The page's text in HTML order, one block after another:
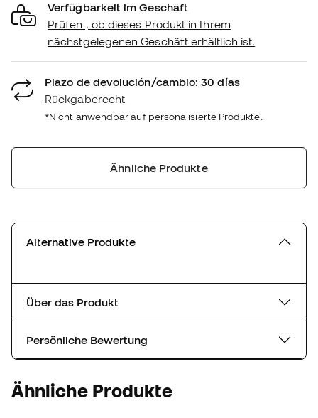
Verfügbarkeit im Geschäft
Prüfen , ob dieses Produkt in Ihrem
nächstgelegenen Geschäft erhältlich ist.
Plazo de devolución/cambio: 30 días
Rückgaberecht
*Nicht anwendbar auf personalisierte Produkte.
Ähnliche Produkte
Alternative Produkte
Über das Produkt
Persönliche Bewertung
Ähnliche Produkte